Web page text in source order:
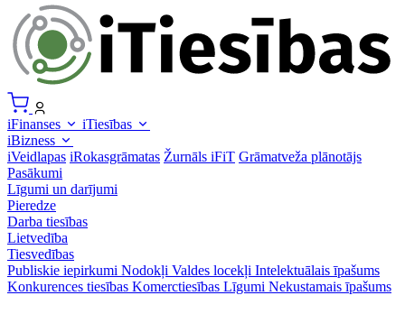
iFinanses
iTiesības
iBizness
iVeidlapas iRokasgrāmatas Žurnāls iFiT Grāmatveža plānotājs
Pasākumi
Līgumi un darījumi
Pieredze
Darba tiesības
Lietvedība
Tiesvedības
Publiskie iepirkumi Nodokļi Valdes locekļi Intelektuālais īpašums
Konkurences tiesības Komerctiesības Līgumi Nekustamais īpašums